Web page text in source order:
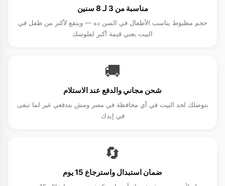
مناسبة من 3 لـ 8 سنين
حجم مظبوط يناسب الأطفال في السن ده — وينفع لأكتر من طفل في
البيت يعني قيمة أكبر لفلوسك
🚚
شحن مجاني والدفع عند الاستلام
بتوصلك لحد البيت في أي محافظة في مصر ومش بتدفعي غير لما تبقى
في إيدك
🔄
ضمان استبدال واسترجاع 15 يوم